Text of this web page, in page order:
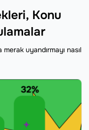
Konu
uyandırmayı nasıl